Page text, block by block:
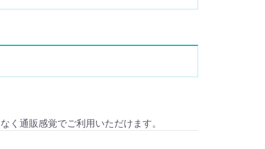
く通販感覚でご利用いただけます。